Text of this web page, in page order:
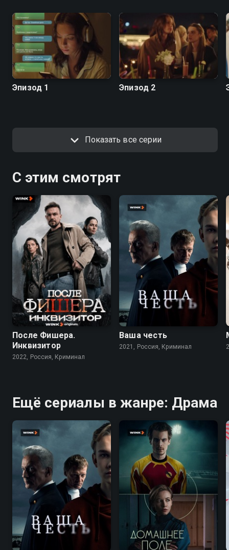
Эпизод 1 Эпизод 2
Показать все серии
С этим смотрят
7.9 6.8
После Фишера.
Инквизитор
2022, Россия, Криминал
8.2 7.2
Ваша честь
2021, Россия, Криминал
Ещё сериалы в жанре: Драма
8.2 7.2 7.3